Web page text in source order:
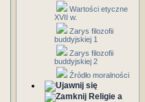
Wartości etyczne
XVII w.
Zarys filozofii
buddyjskiej 1
Zarys filozofii
buddyjskiej 2
Źródło moralności
Religie a